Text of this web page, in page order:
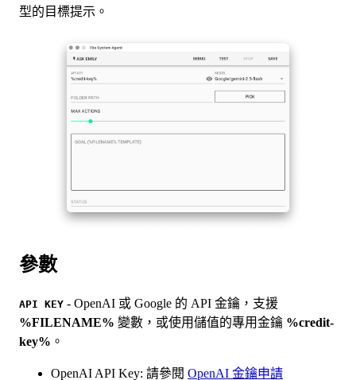
型的目標提示。
參數
API KEY - OpenAI 或 Google 的 API 金鑰，支援
%FILENAME% 變數，或使用儲值的專用金鑰 %credit-
key% 。
OpenAI API Key: 請參閱 OpenAI 金鑰申請